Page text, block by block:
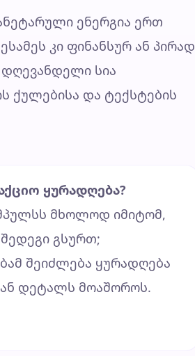
ენერგია ერთ
კი ფინანსურ ან პირად
სია
ქულებისა და ტექსტების
ყურადღება?
მხოლოდ იმიტომ,
გსურთ;
შეიძლება ყურადღება
დეტალს მოაშოროს.